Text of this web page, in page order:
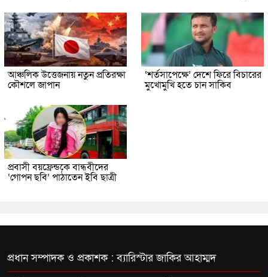
আঞ্চলিক উত্তেজনায় নতুন প্রতিরক্ষা
কৌশলে জাপান
‘শর্তসাপেক্ষে’ দেশে ফিরে বিচারের
মুখোমুখি হতে চান সাকিব
প্রবাসী বয়ফ্রেন্ডকে বান্ধবীদের
‘গোপন ছবি’ পাঠাতেন ইবি ছাত্রী
প্রধান সম্পাদক ও প্রকাশক : ব্যারিস্টার জাকির আহাম্মদ